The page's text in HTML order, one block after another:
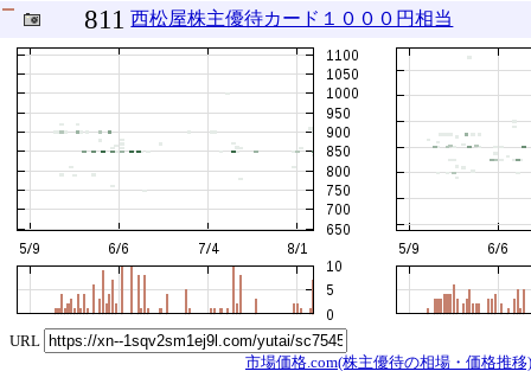
811 西松屋株主優待カード１０００円相当
URL
市場価格.com(株主優待の相場・価格推移)